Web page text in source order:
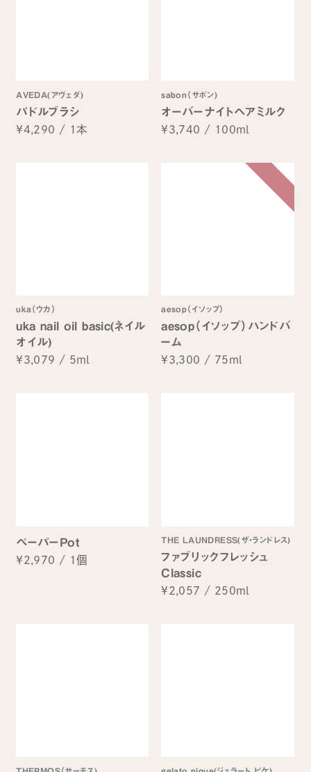
AVEDA(アヴェダ)
パドルブラシ
¥4,290 / 1本
sabon（サボン)
オーバーナイトヘアミルク
¥3,740 / 100ml
uka（ウカ）
uka nail oil basic(ネイル
オイル)
¥3,079 / 5ml
aesop（イソップ）
aesop（イソップ）ハンドバ
ーム
¥3,300 / 75ml
ペーパーPot
¥2,970 / 1個
THE LAUNDRESS(ザ・ランドレス)
ファブリックフレッシュ
Classic
¥2,057 / 250ml
THERMOS（サーモス) gelato pique(ジェラート ピケ)